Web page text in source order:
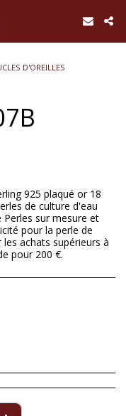
D'OREILLES
925 plaqué or 18
de culture d'eau
Perles sur mesure et
pour la perle de
achats supérieurs à
pour 200 €.